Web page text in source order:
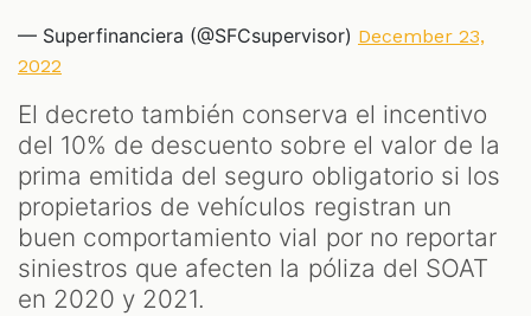
— Superfinanciera (@SFCsupervisor) December 23,
2022
El decreto también conserva el incentivo
del 10% de descuento sobre el valor de la
prima emitida del seguro obligatorio si los
propietarios de vehículos registran un
buen comportamiento vial por no reportar
siniestros que afecten la póliza del SOAT
en 2020 y 2021.